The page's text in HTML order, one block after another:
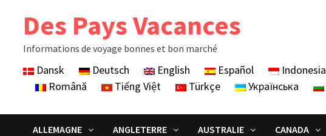
Des Pays Vacances
Informations de voyage bonnes et bon marché
Dansk Deutsch English Español Indonesia
Română
Tiếng Việt Türkçe Українська
ALLEMAGNE ANGLETERRE AUSTRALIE CANADA